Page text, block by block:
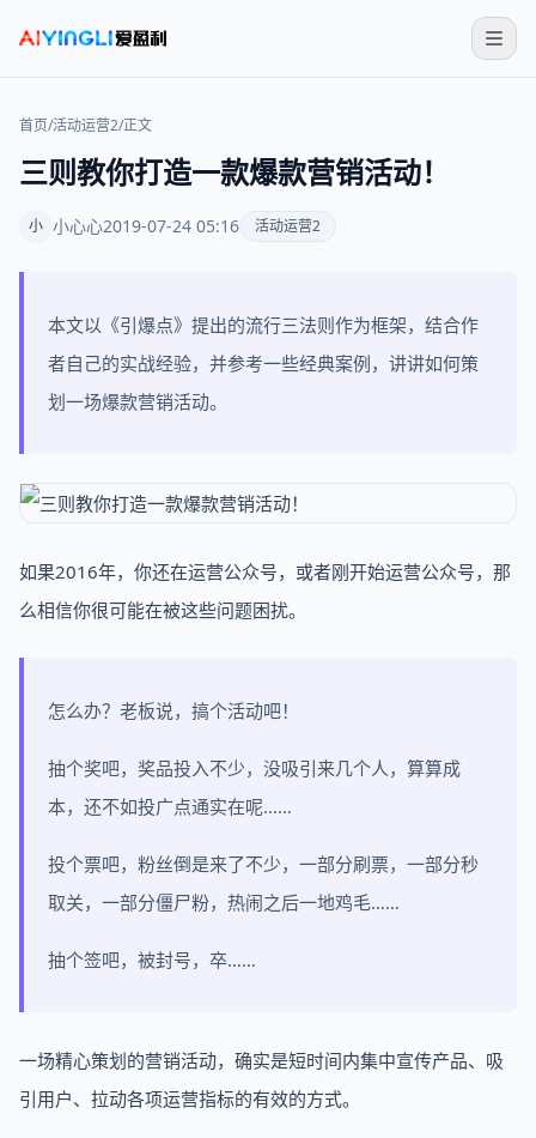
首页/活动运营2/正文
三则教你打造一款爆款营销活动！
小 小心心2019-07-24 05:16 活动运营2
本文以《引爆点》提出的流行三法则作为框架，结合作
者自己的实战经验，并参考一些经典案例，讲讲如何策
划一场爆款营销活动。
如果2016年，你还在运营公众号，或者刚开始运营公众号，那
么相信你很可能在被这些问题困扰。
怎么办？老板说，搞个活动吧！
抽个奖吧，奖品投入不少，没吸引来几个人，算算成
本，还不如投广点通实在呢……
投个票吧，粉丝倒是来了不少，一部分刷票，一部分秒
取关，一部分僵尸粉，热闹之后一地鸡毛……
抽个签吧，被封号，卒……
一场精心策划的营销活动，确实是短时间内集中宣传产品、吸
引用户、拉动各项运营指标的有效的方式。